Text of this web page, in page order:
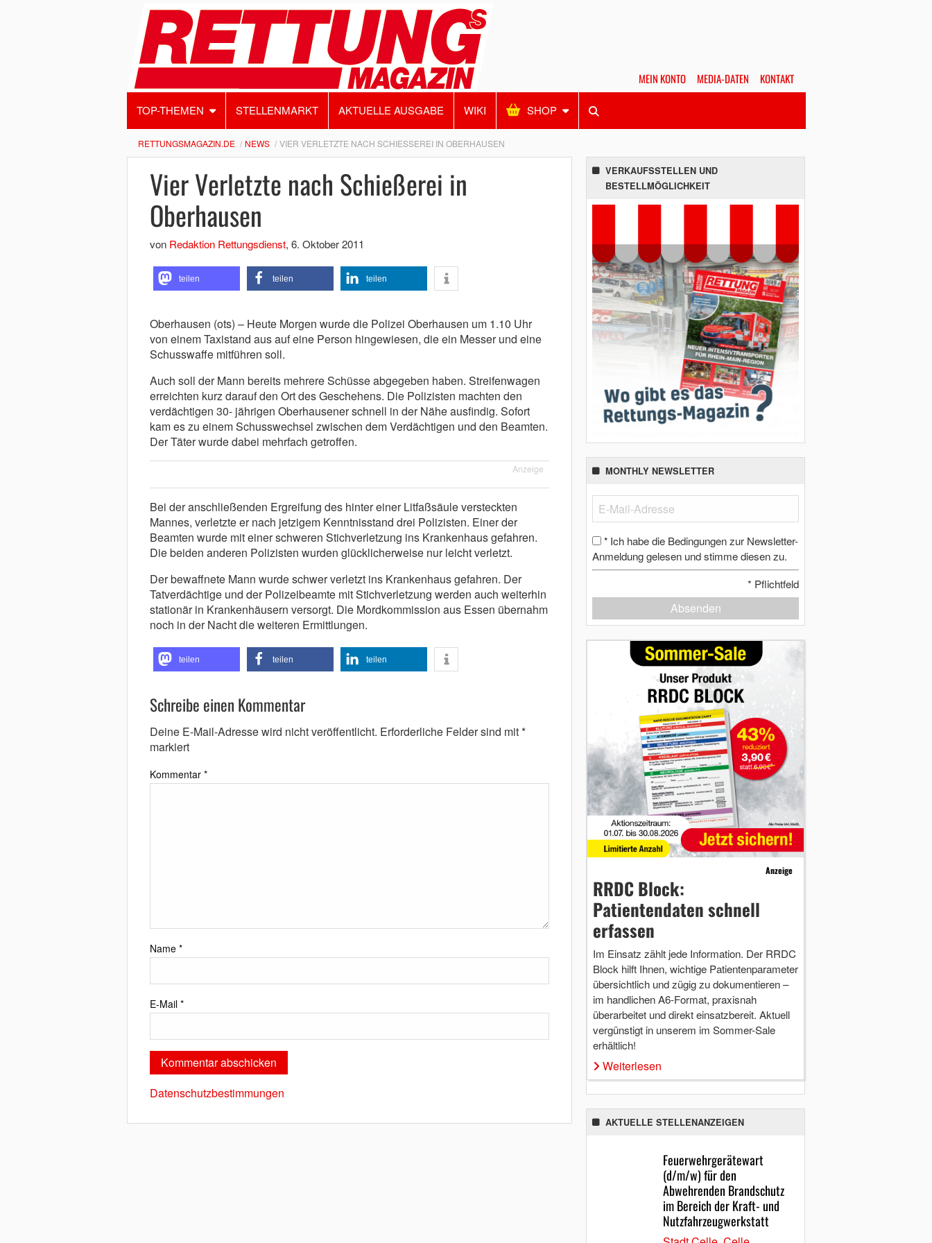
MEIN KONTO MEDIA-DATEN KONTAKT
TOP-THEMEN STELLENMARKT AKTUELLE AUSGABE WIKI SHOP
RETTUNGSMAGAZIN.DE NEWS VIER VERLETZTE NACH SCHIESSEREI IN OBERHAUSEN
Vier Verletzte nach Schießerei in
Oberhausen
von Redaktion Rettungsdienst, 6. Oktober 2011
teilen teilen teilen
Oberhausen (ots) – Heute Morgen wurde die Polizei Oberhausen um 1.10 Uhr
von einem Taxistand aus auf eine Person hingewiesen, die ein Messer und eine
Schusswaffe mitführen soll.
Auch soll der Mann bereits mehrere Schüsse abgegeben haben. Streifenwagen
erreichten kurz darauf den Ort des Geschehens. Die Polizisten machten den
verdächtigen 30- jährigen Oberhausener schnell in der Nähe ausfindig. Sofort
kam es zu einem Schusswechsel zwischen dem Verdächtigen und den Beamten.
Der Täter wurde dabei mehrfach getroffen.
Anzeige
Bei der anschließenden Ergreifung des hinter einer Litfaßsäule versteckten
Mannes, verletzte er nach jetzigem Kenntnisstand drei Polizisten. Einer der
Beamten wurde mit einer schweren Stichverletzung ins Krankenhaus gefahren.
Die beiden anderen Polizisten wurden glücklicherweise nur leicht verletzt.
Der bewaffnete Mann wurde schwer verletzt ins Krankenhaus gefahren. Der
Tatverdächtige und der Polizeibeamte mit Stichverletzung werden auch weiterhin
stationär in Krankenhäusern versorgt. Die Mordkommission aus Essen übernahm
noch in der Nacht die weiteren Ermittlungen.
teilen teilen teilen
Schreibe einen Kommentar
Deine E-Mail-Adresse wird nicht veröffentlicht. Erforderliche Felder sind mit*
markiert
Kommentar *
Name *
E-Mail *
Datenschutzbestimmungen
VERKAUFSSTELLEN UND
BESTELLMÖGLICHKEIT
MONTHLY NEWSLETTER
* Ich habe die Bedingungen zur Newsletter-
Anmeldung gelesen und stimme diesen zu.
* Pflichtfeld
Absenden
Anzeige
RRDC Block:
Patientendaten schnell
erfassen
Im Einsatz zählt jede Information. Der RRDC
Block hilft Ihnen, wichtige Patientenparameter
übersichtlich und zügig zu dokumentieren –
im handlichen A6-Format, praxisnah
überarbeitet und direkt einsatzbereit. Aktuell
vergünstigt in unserem im Sommer-Sale
erhältlich!
Weiterlesen
AKTUELLE STELLENANZEIGEN
Feuerwehrgerätewart
(d/m/w) für den
Abwehrenden Brandschutz
im Bereich der Kraft- und
Nutzfahrzeugwerkstatt